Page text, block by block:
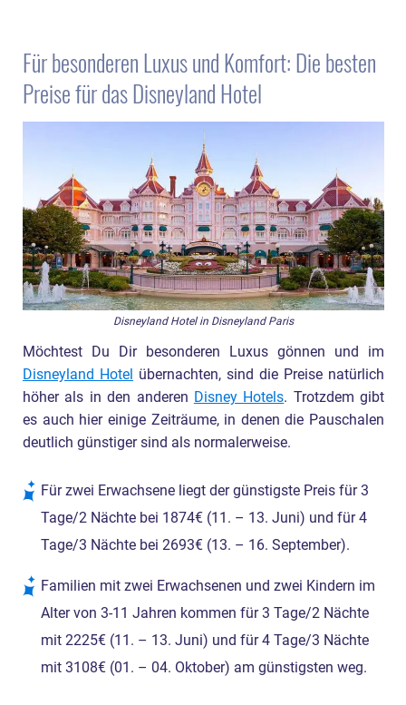
Für besonderen Luxus und Komfort: Die besten
Preise für das Disneyland Hotel
Disneyland Hotel in Disneyland Paris
Möchtest Du Dir besonderen Luxus gönnen und im
Disneyland Hotel
übernachten, sind die Preise natürlich
höher als in den anderen Disney Hotels. Trotzdem gibt
es auch hier einige Zeiträume, in denen die Pauschalen
deutlich günstiger sind als normalerweise.
Für zwei Erwachsene liegt der günstigste Preis für 3
Tage/2 Nächte bei 1874€ (11. – 13. Juni) und für 4
Tage/3 Nächte bei 2693€ (13. – 16. September).
Familien mit zwei Erwachsenen und zwei Kindern im
Alter von 3-11 Jahren kommen für 3 Tage/2 Nächte
mit 2225€ (11. – 13. Juni) und für 4 Tage/3 Nächte
mit 3108€ (01. – 04. Oktober) am günstigsten weg.